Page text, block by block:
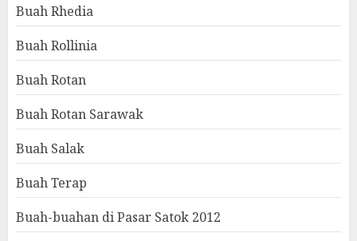
Buah Rhedia
Buah Rollinia
Buah Rotan
Buah Rotan Sarawak
Buah Salak
Buah Terap
Buah-buahan di Pasar Satok 2012